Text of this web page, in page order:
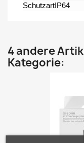
SchutzartIP64
4 andere
Kategorie: